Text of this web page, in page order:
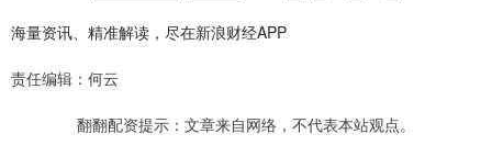
海量资讯、精准解读，尽在新浪财经APP
责任编辑：何云
翻翻配资提示：文章来自网络，不代表本站观点。